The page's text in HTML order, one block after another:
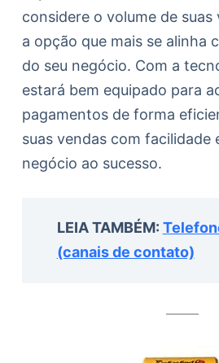
considere o volume de suas
a opção que mais se alinha
do seu negócio. Com a
estará bem equipado para
pagamentos de forma
suas vendas com facilidade
negócio ao sucesso.
LEIA TAMBÉM:
(canais de contato)